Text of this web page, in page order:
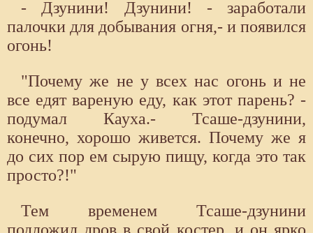
- Дзунини! Дзунини! - заработали
палочки для добывания огня,- и появился
огонь!
"Почему же не у всех нас огонь и не
все едят вареную еду, как этот парень? -
подумал Кауха.- Тсаше-дзунини,
конечно, хорошо живется. Почему же я
до сих пор ем сырую пищу, когда это так
просто?!"
Тем временем Тсаше-дзунини
подложил дров в свой костер, и он ярко